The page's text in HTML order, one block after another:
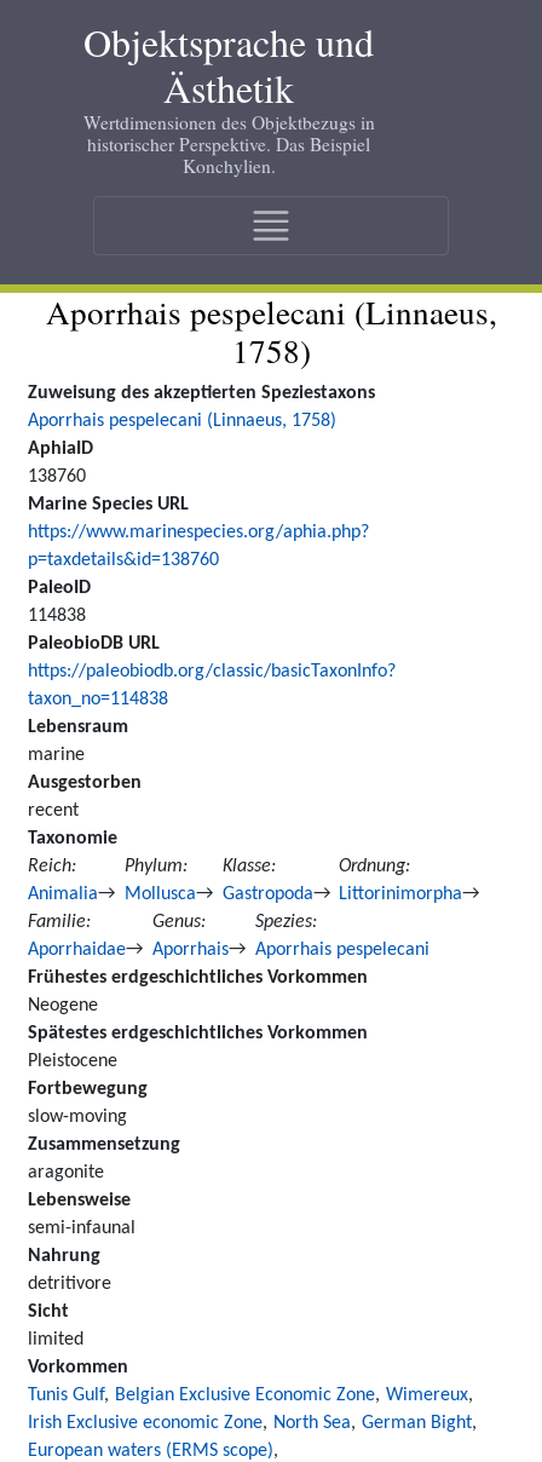
Objektsprache und
Ästhetik
Wertdimensionen des Objektbezugs in
historischer Perspektive. Das Beispiel
Konchylien.
Aporrhais pespelecani (Linnaeus,
1758)
Zuweisung des akzeptierten Speziestaxons
Aporrhais pespelecani (Linnaeus, 1758)
AphiaID
138760
Marine Species URL
https://www.marinespecies.org/aphia.php?
p=taxdetails&id=138760
PaleoID
114838
PaleobioDB URL
https://paleobiodb.org/classic/basicTaxonInfo?
taxon_no=114838
Lebensraum
marine
Ausgestorben
recent
Taxonomie
Reich
Animalia
Phylum
Mollusca
Klasse
Gastropoda
Ordnung
Littorinimorpha
Familie
Aporrhaidae
Genus
Aporrhais
Spezies
Aporrhais pespelecani
Frühestes erdgeschichtliches Vorkommen
Neogene
Spätestes erdgeschichtliches Vorkommen
Pleistocene
Fortbewegung
slow-moving
Zusammensetzung
aragonite
Lebensweise
semi-infaunal
Nahrung
detritivore
Sicht
limited
Vorkommen
Tunis Gulf
Belgian Exclusive Economic Zone Wimereux
Irish Exclusive economic Zone
North Sea
German Bight
European waters (ERMS scope)